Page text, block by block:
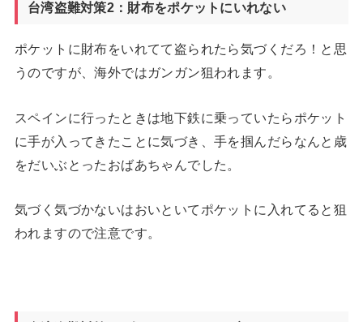
台湾盗難対策2：財布をポケットにいれない
ポケットに財布をいれてて盗られたら気づくだろ！と思
うのですが、海外ではガンガン狙われます。
スペインに行ったときは地下鉄に乗っていたらポケット
に手が入ってきたことに気づき、手を掴んだらなんと歳
をだいぶとったおばあちゃんでした。
気づく気づかないはおいといてポケットに入れてると狙
われますので注意です。